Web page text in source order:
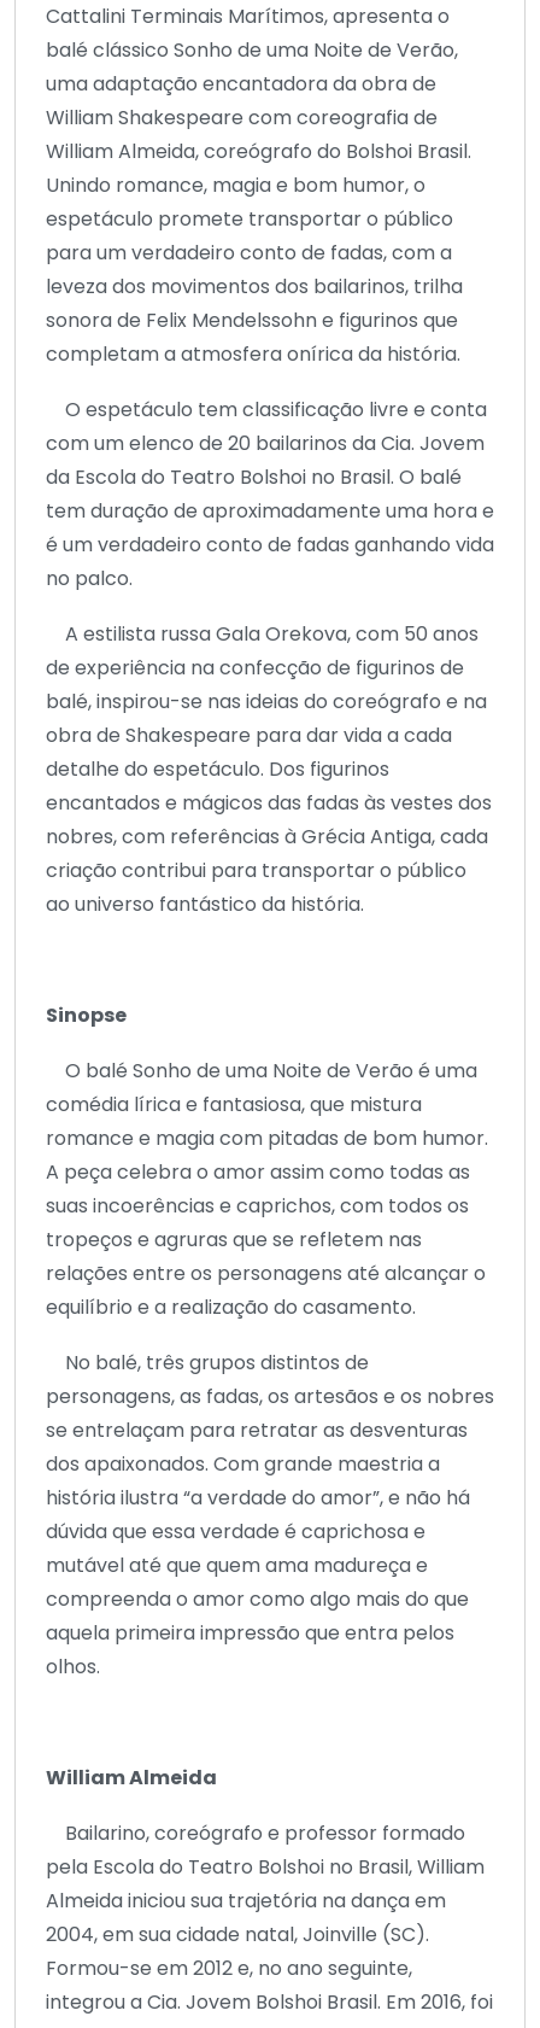
Cattalini Terminais Marítimos, apresenta o
balé clássico Sonho de uma Noite de Verão,
uma adaptação encantadora da obra de
William Shakespeare com coreografia de
William Almeida, coreógrafo do Bolshoi Brasil.
Unindo romance, magia e bom humor, o
espetáculo promete transportar o público
para um verdadeiro conto de fadas, com a
leveza dos movimentos dos bailarinos, trilha
sonora de Felix Mendelssohn e figurinos que
completam a atmosfera onírica da história.
O espetáculo tem classificação livre e conta
com um elenco de 20 bailarinos da Cia. Jovem
da Escola do Teatro Bolshoi no Brasil. O balé
tem duração de aproximadamente uma hora e
é um verdadeiro conto de fadas ganhando vida
no palco.
A estilista russa Gala Orekova, com 50 anos
de experiência na confecção de figurinos de
balé, inspirou-se nas ideias do coreógrafo e na
obra de Shakespeare para dar vida a cada
detalhe do espetáculo. Dos figurinos
encantados e mágicos das fadas às vestes dos
nobres, com referências à Grécia Antiga, cada
criação contribui para transportar o público
ao universo fantástico da história.
Sinopse
O balé Sonho de uma Noite de Verão é uma
comédia lírica e fantasiosa, que mistura
romance e magia com pitadas de bom humor.
A peça celebra o amor assim como todas as
suas incoerências e caprichos, com todos os
tropeços e agruras que se refletem nas
relações entre os personagens até alcançar o
equilíbrio e a realização do casamento.
No balé, três grupos distintos de
personagens, as fadas, os artesãos e os nobres
se entrelaçam para retratar as desventuras
dos apaixonados. Com grande maestria a
história ilustra “a verdade do amor”, e não há
dúvida que essa verdade é caprichosa e
mutável até que quem ama madureça e
compreenda o amor como algo mais do que
aquela primeira impressão que entra pelos
olhos.
William Almeida
Bailarino, coreógrafo e professor formado
pela Escola do Teatro Bolshoi no Brasil, William
Almeida iniciou sua trajetória na dança em
2004, em sua cidade natal, Joinville (SC).
Formou-se em 2012 e, no ano seguinte,
integrou a Cia. Jovem Bolshoi Brasil. Em 2016, foi